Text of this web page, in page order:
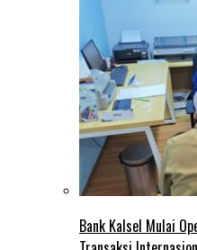
Bank Kalsel Mulai